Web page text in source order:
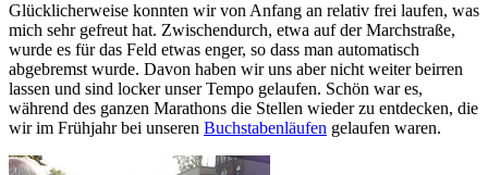
Glücklicherweise konnten wir von Anfang an relativ frei laufen, was
mich sehr gefreut hat. Zwischendurch, etwa auf der Marchstraße,
wurde es für das Feld etwas enger, so dass man automatisch
abgebremst wurde. Davon haben wir uns aber nicht weiter beirren
lassen und sind locker unser Tempo gelaufen. Schön war es,
während des ganzen Marathons die Stellen wieder zu entdecken, die
wir im Frühjahr bei unseren Buchstabenläufen gelaufen waren.